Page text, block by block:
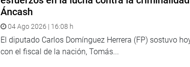
Áncash
04 Ago 2026 | 16:08 h
El diputado Carlos Domínguez Herrera (FP) sostuvo
con el fiscal de la nación, Tomás...